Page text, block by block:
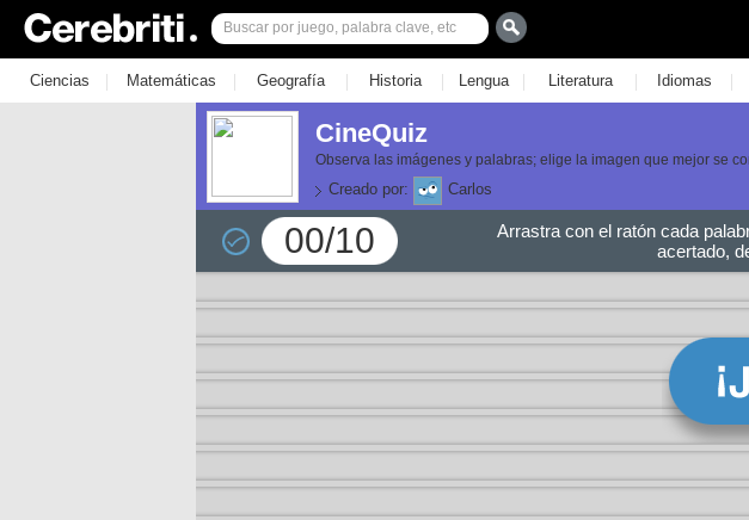
Ciencias | Matemáticas | Geografía | Historia | Lengua | Literatura | Idiomas |
CineQuiz
Observa las imágenes y palabras; elige la imagen que mejor se
Creado por: Carlos
00/10
Arrastra con el ratón cada
acertado,